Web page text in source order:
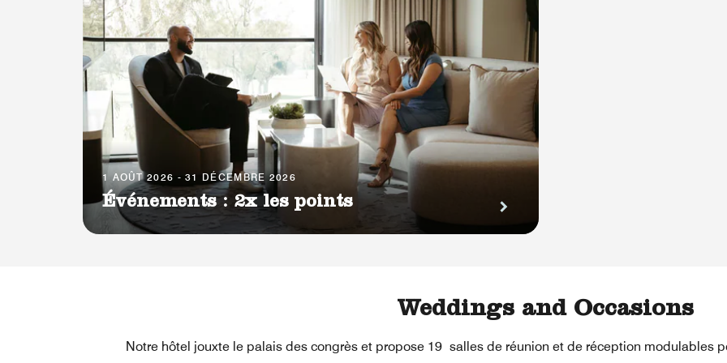
1 AOÛT 2026 - 31 DÉCEMBRE 2026
Événements : 2x les points
Weddings and Occasions
Notre hôtel jouxte le palais des congrès et propose 19 salles de réunion et de réception modulables